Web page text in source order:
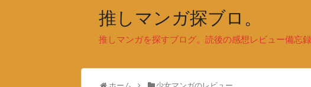
推しマンガ探ブロ。
推しマンガを探すブログ。読後の感想レビュー備忘録